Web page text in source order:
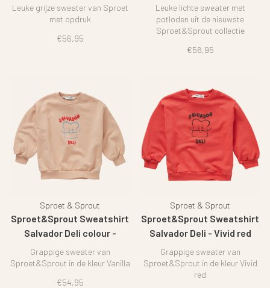
Leuke grijze sweater van Sproet
met opdruk
€56,95
Leuke lichte sweater met
potloden uit de nieuwste
Sproet&Sprout collectie
€56,95
Sproet & Sprout
Sproet&Sprout Sweatshirt
Salvador Deli colour -
Grappige sweater van
Sproet&Sprout in de kleur Vanilla
€54,95
Sproet & Sprout
Sproet&Sprout Sweatshirt
Salvador Deli - Vivid red
Grappige sweater van
Sproet&Sprout in de kleur Vivid
red